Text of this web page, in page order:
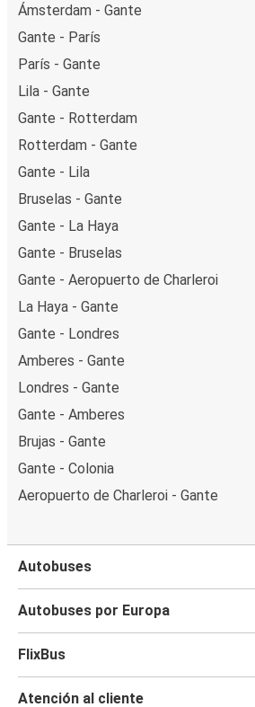
Ámsterdam - Gante
Gante - París
París - Gante
Lila - Gante
Gante - Rotterdam
Rotterdam - Gante
Gante - Lila
Bruselas - Gante
Gante - La Haya
Gante - Bruselas
Gante - Aeropuerto de Charleroi
La Haya - Gante
Gante - Londres
Amberes - Gante
Londres - Gante
Gante - Amberes
Brujas - Gante
Gante - Colonia
Aeropuerto de Charleroi - Gante
Autobuses
Autobuses por Europa
FlixBus
Atención al cliente